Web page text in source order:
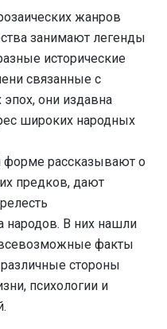
жанров
занимают легенды
исторические
связанные с
они издавна
широких народных
форме рассказывают о
предков, дают
народов. В них нашли
факты
стороны
психологии и